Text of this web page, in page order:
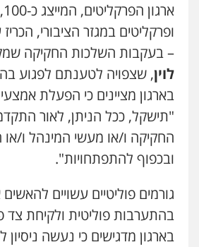
ופרקליטים במגזר הציבורי,
– בעקבות השלכות החקיקה
לוין, שצפויה לטענתם לפגוע בהם (9
בארגון מציינים כי הפעלת
"תישקל, ככל הניתן, לאור
החקיקה ו/או מעשי המינהל ו/
ובכפוף להתפתחויות".
גורמים פוליטיים עשויים
בהתערבות פוליטית ולקיחת צד
בארגון מדגישים כי נעשה